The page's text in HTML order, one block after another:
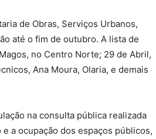
de Obras, Serviços Urbanos,
até o fim de outubro. A lista de
no Centro Norte; 29 de Abril,
Ana Moura, Olaria, e demais
na consulta pública realizada
a ocupação dos espaços públicos,